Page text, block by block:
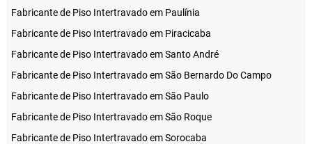
Fabricante de Piso Intertravado em Paulínia
Fabricante de Piso Intertravado em Piracicaba
Fabricante de Piso Intertravado em Santo André
Fabricante de Piso Intertravado em São Bernardo Do Campo
Fabricante de Piso Intertravado em São Paulo
Fabricante de Piso Intertravado em São Roque
Fabricante de Piso Intertravado em Sorocaba